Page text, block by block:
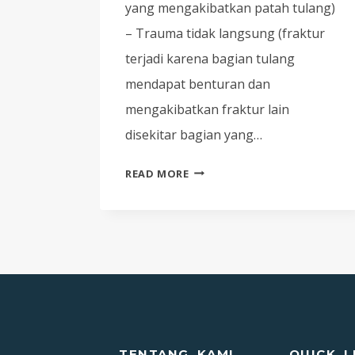
yang mengakibatkan patah tulang)
– Trauma tidak langsung (fraktur
terjadi karena bagian tulang
mendapat benturan dan
mengakibatkan fraktur lain
disekitar bagian yang…
READ MORECARI